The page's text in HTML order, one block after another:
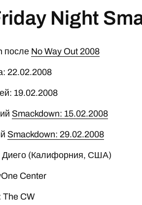
Night
после No Way Out 2008
22.02.2008
19.02.2008
Smackdown: 15.02.2008
Smackdown: 29.02.2008
Диего (Калифорния, США)
Center
The CW